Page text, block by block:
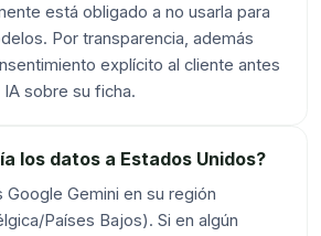
está obligado a no usarla para
Por transparencia, además
explícito al cliente antes
sobre su ficha.
los datos a Estados Unidos?
Google Gemini en su región
Países Bajos). Si en algún